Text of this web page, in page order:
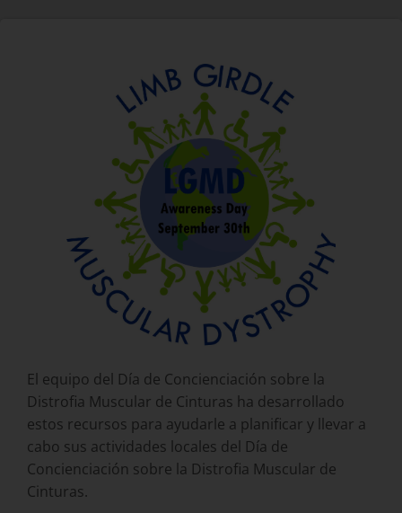
El equipo del Día de Concienciación sobre la
Distrofia Muscular de Cinturas ha desarrollado
estos recursos para ayudarle a planificar y llevar a
cabo sus actividades locales del Día de
Concienciación sobre la Distrofia Muscular de
Cinturas.